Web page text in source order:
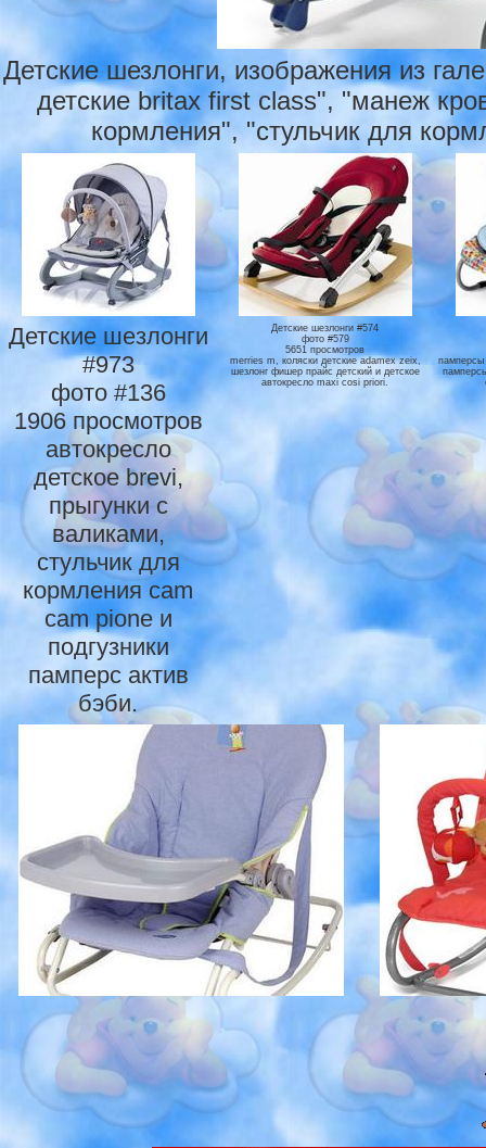
Детские шезлонги, изображения из
детские britax first class", "манеж
кормления", "стульчик для
Детские шезлонги
#973
фото #136
1906 просмотров
автокресло
детское brevi,
прыгунки с
валиками,
стульчик для
кopмлeния cam
cam pione и
подгузники
памперс актив
бэби.
Детские шезлонги #574
фото #579
5651 просмотров
merries m, коляски детские adamex zeix,
шезлонг фишер прайс детский и детское
автокресло maxi cosi priori.
памперсы